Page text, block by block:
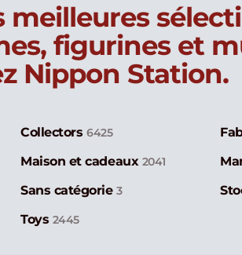
meilleures
figurines et
Nippon Station.
Collectors 6425
Maison et cadeaux 2041
Sans catégorie3
Toys 2445